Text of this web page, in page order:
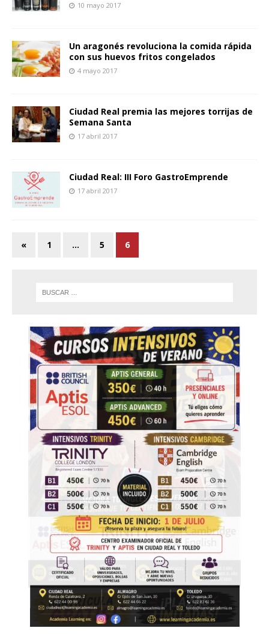
10 mayo 2017
Un aragonés revoluciona la comida rápida
con sus huevos fritos congelados
4 mayo 2017
Ciudad Real premia las mejores torrijas de
Semana Santa
17 abril 2017
Ciudad Real: III Foro GastroEmprende
17 abril 2017
« 1 … 5 6